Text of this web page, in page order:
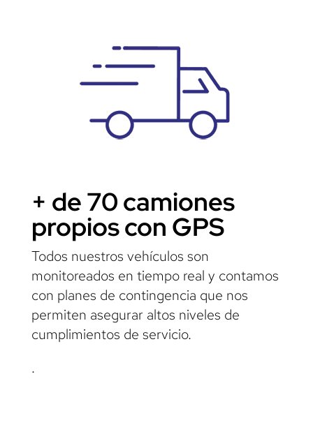
+ de 70 camiones
propios con GPS
Todos nuestros vehículos son
monitoreados en tiempo real y contamos
con planes de contingencia que nos
permiten asegurar altos niveles de
cumplimientos de servicio.
.